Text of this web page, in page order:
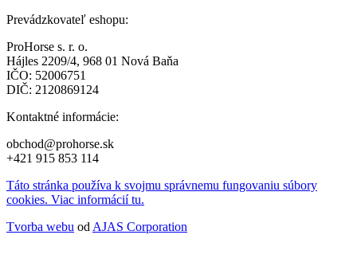
Prevádzkovateľ eshopu:
ProHorse s. r. o.
Hájles 2209/4, 968 01 Nová Baňa
IČO: 52006751
DIČ: 2120869124
Kontaktné informácie:
obchod@prohorse.sk
+421 915 853 114
Táto stránka používa k svojmu správnemu fungovaniu súbory
cookies. Viac informácií tu.
Tvorba webu od AJAS Corporation